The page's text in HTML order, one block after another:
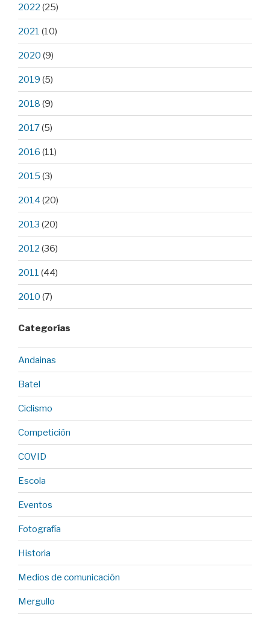
2022 (25)
2021 (10)
2020 (9)
2019 (5)
2018 (9)
2017(5)
2016 (11)
2015 (3)
2014 (20)
2013 (20)
2012 (36)
2011 (44)
2010 (7)
Categorías
Andainas
Batel
Ciclismo
Competición
COVID
Escola
Eventos
Fotografía
Historia
Medios de comunicación
Mergullo